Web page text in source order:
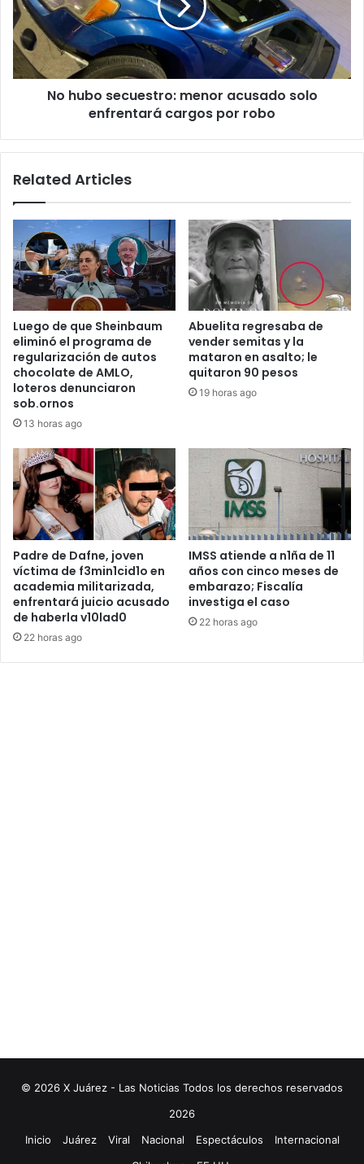
acusado
solo
enfrentará
cargos
por
No hubo secuestro: menor acusado solo
enfrentará cargos por robo
Related Articles
Luego de que Sheinbaum
eliminó el programa de
regularización de autos
chocolate de AMLO,
loteros denunciaron
sob.ornos
13 horas ago
Abuelita regresaba de
vender semitas y la
mataron en asalto; le
quitaron 90 pesos
19 horas ago
Padre de Dafne, joven
víctima de f3min1cid1o en
academia militarizada,
enfrentará juicio acusado
de haberla v10lad0
22 horas ago
IMSS atiende a n1ña de 11
años con cinco meses de
embarazo; Fiscalía
investiga el caso
22 horas ago
© 2026 X Juárez - Las Noticias Todos los derechos reservados
2026
Inicio
Juárez Viral Nacional Espectáculos
Internacional